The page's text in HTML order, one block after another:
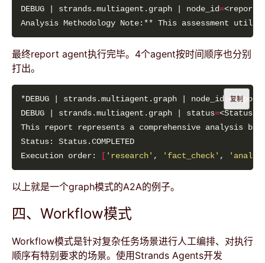
DEBUG | strands.multiagent.graph | node_id=
最终report agent执行完毕。4个agent按时间顺序也分别
打出。
*DEBUG | strands.multiagent.graph | node_id
DEBUG | strands.multiagent.graph | status=
Execution order:
[ 'research' , 'fact_check' ,
复制
以上就是一个graph模式的A2A的例子。
四、Workflow模式
Workflow模式是针对复杂任务场景进行人工编排、对执行
顺序有特别要求的场景。使用Strands Agents开发